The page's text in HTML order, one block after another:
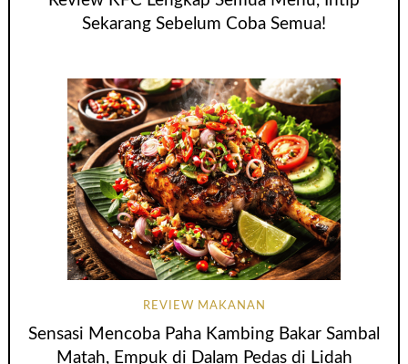
Sekarang Sebelum Coba Semua!
REVIEW MAKANAN
Sensasi Mencoba Paha Kambing Bakar Sambal
Matah, Empuk di Dalam Pedas di Lidah